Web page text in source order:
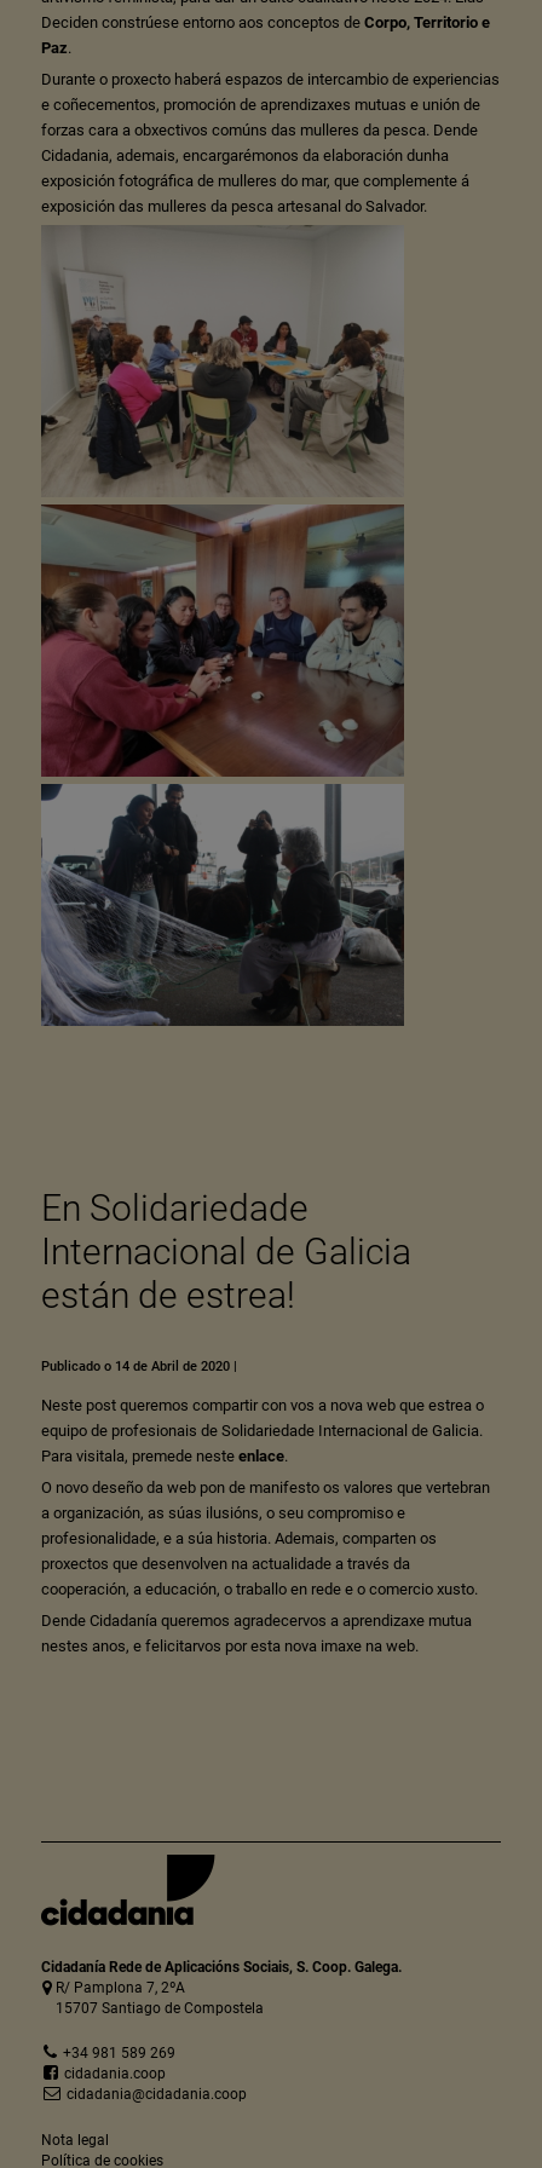
Deciden constrúese entorno aos conceptos de Corpo, Territorio e
Paz.
Durante o proxecto haberá espazos de intercambio de experiencias
e coñecementos, promoción de aprendizaxes mutuas e unión de
forzas cara a obxectivos comúns das mulleres da pesca. Dende
Cidadania, ademais, encargarémonos da elaboración dunha
exposición fotográfica de mulleres do mar, que complemente á
exposición das mulleres da pesca artesanal do Salvador.
En Solidariedade
Internacional de Galicia
están de estrea!
Publicado o 14 de Abril de 2020|
Neste post queremos compartir con vos a nova web que estrea o
equipo de profesionais de Solidariedade Internacional de Galicia.
Para visitala, premede neste enlace.
O novo deseño da web pon de manifesto os valores que vertebran
a organización, as súas ilusións, o seu compromiso e
profesionalidade, e a súa historia. Ademais, comparten os
proxectos que desenvolven na actualidade a través da
cooperación, a educación, o traballo en rede e o comercio xusto.
Dende Cidadanía queremos agradecervos a aprendizaxe mutua
nestes anos, e felicitarvos por esta nova imaxe na web.
Cidadanía Rede de Aplicacións Sociais, S. Coop. Galega.
R/ Pamplona 7, 2ºA
15707 Santiago de Compostela
+34 981 589 269
cidadania.coop
cidadania@cidadania.coop
Nota legal
Política de cookies